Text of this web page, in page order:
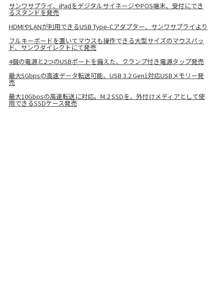
サンワサプライ、iPadをデジタルサイネージやPOS端末、受付にでき
るスタンドを発売
HDMIやLANが利用できるUSB Type-Cアダプター、サンワサプライより
フルキーボードを置いてマウスも操作できる大型サイズのマウスパッ
ド、サンワダイレクトにて発売
4個の電源と2つのUSBポートを備えた、クランプ付き電源タップ発売
最大5Gbpsの高速データ転送可能、USB 3.2 Gen1対応USBメモリー発
売
最大10Gbpsの高速転送に対応。M.2 SSDを、外付けメディアとして使
用できるSSDケース発売